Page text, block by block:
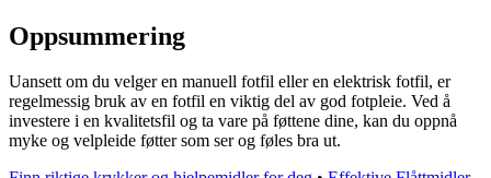
Oppsummering
Uansett om du velger en manuell fotfil eller en elektrisk fotfil, er
regelmessig bruk av en fotfil en viktig del av god fotpleie. Ved å
investere i en kvalitetsfil og ta vare på føttene dine, kan du oppnå
myke og velpleide føtter som ser og føles bra ut.